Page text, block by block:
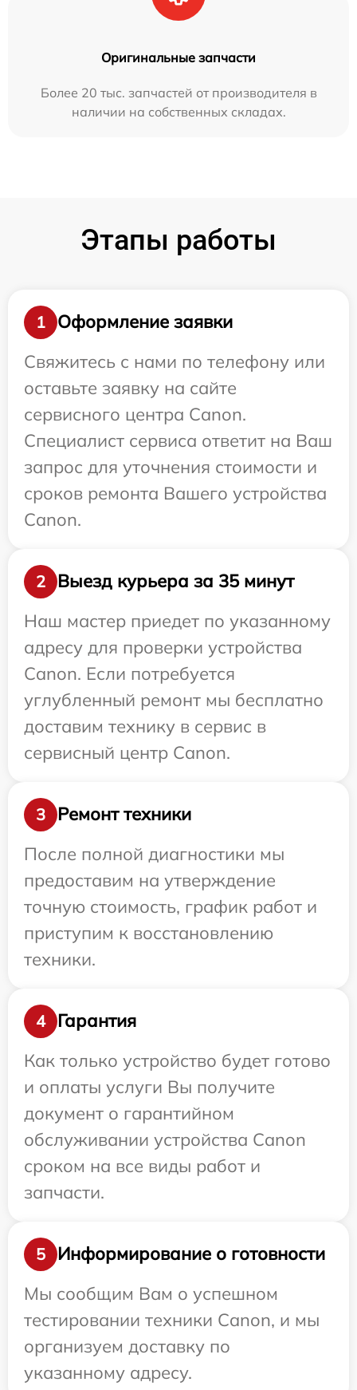
Оригинальные запчасти
Более 20 тыс. запчастей от производителя в
наличии на собственных складах.
Этапы работы
1
Оформление заявки
Свяжитесь с нами по телефону или
оставьте заявку на сайте
сервисного центра Canon.
Специалист сервиса ответит на Ваш
запрос для уточнения стоимости и
сроков ремонта Вашего устройства
Canon.
2
Выезд курьера за 35 минут
Наш мастер приедет по указанному
адресу для проверки устройства
Canon. Если потребуется
углубленный ремонт мы бесплатно
доставим технику в сервис в
сервисный центр Canon.
3
Ремонт техники
После полной диагностики мы
предоставим на утверждение
точную стоимость, график работ и
приступим к восстановлению
техники.
4
Гарантия
Как только устройство будет готово
и оплаты услуги Вы получите
документ о гарантийном
обслуживании устройства Canon
сроком на все виды работ и
запчасти.
5
Информирование о готовности
Мы сообщим Вам о успешном
тестировании техники Canon, и мы
организуем доставку по
указанному адресу.